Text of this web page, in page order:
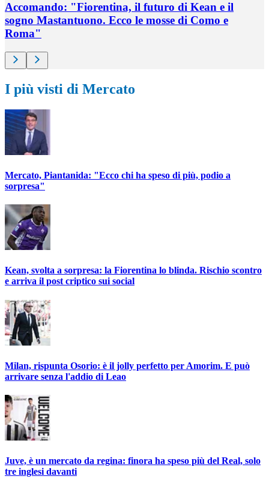
Accomando: "Fiorentina, il futuro di Kean e il
sogno Mastantuono. Ecco le mosse di Como e
Roma"
I più visti di Mercato
Mercato, Piantanida: "Ecco chi ha speso di più, podio a
sorpresa"
Kean, svolta a sorpresa: la Fiorentina lo blinda. Rischio scontro
e arriva il post criptico sui social
Milan, rispunta Osorio: è il jolly perfetto per Amorim. E può
arrivare senza l'addio di Leao
Juve, è un mercato da regina: finora ha speso più del Real, solo
tre inglesi davanti